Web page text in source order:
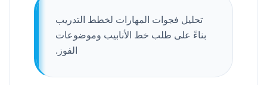
تحليل فجوات المهارات لخطط التدريب
بناءً على طلب خط الأنابيب وموضوعات
الفوز.